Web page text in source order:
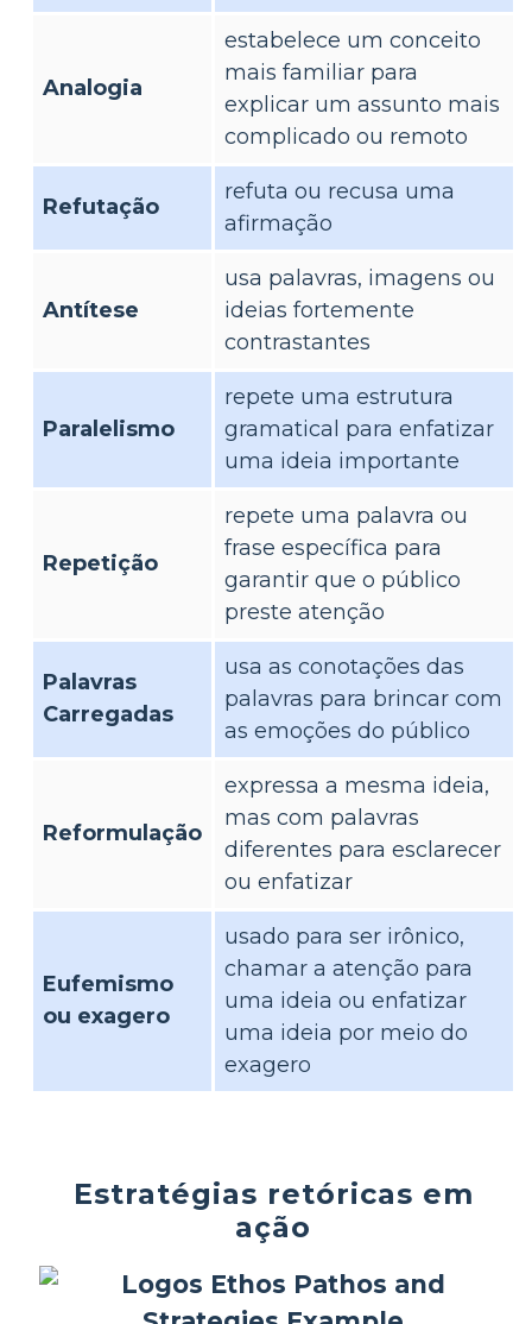
Analogia
estabelece um conceito
mais familiar para
explicar um assunto mais
complicado ou remoto
Refutação
refuta ou recusa uma
afirmação
Antítese
usa palavras, imagens ou
ideias fortemente
contrastantes
Paralelismo
repete uma estrutura
gramatical para enfatizar
uma ideia importante
Repetição
repete uma palavra ou
frase específica para
garantir que o público
preste atenção
Palavras
Carregadas
usa as conotações das
palavras para brincar com
as emoções do público
Reformulação
expressa a mesma ideia,
mas com palavras
diferentes para esclarecer
ou enfatizar
Eufemismo
ou exagero
usado para ser irônico,
chamar a atenção para
uma ideia ou enfatizar
uma ideia por meio do
exagero
Estratégias retóricas em
ação